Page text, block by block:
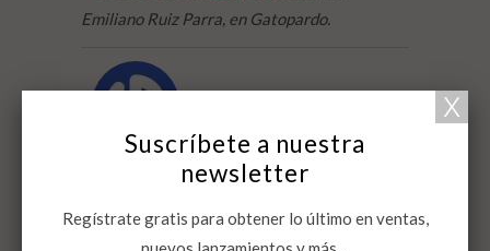
Emiliano Ruiz Parra, en Gatopardo.
Libros del K.O.
Suscríbete a nuestra
newsletter
Regístrate gratis para obtener lo último en ventas,